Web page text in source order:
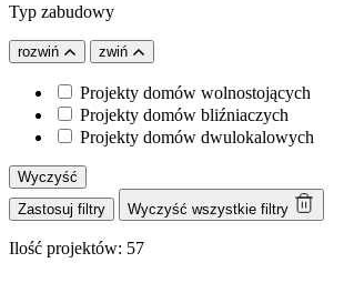
Typ zabudowy
rozwiń zwiń
Projekty domów wolnostojących
Projekty domów bliźniaczych
Projekty domów dwulokalowych
Wyczyść
Zastosuj filtry
Wyczyść wszystkie filtry
Ilość projektów: 57